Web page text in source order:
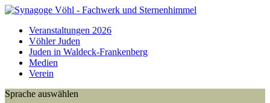
Veranstaltungen 2026
Vöhler Juden
Juden in Waldeck-Frankenberg
Medien
Verein
Sprache auswählen